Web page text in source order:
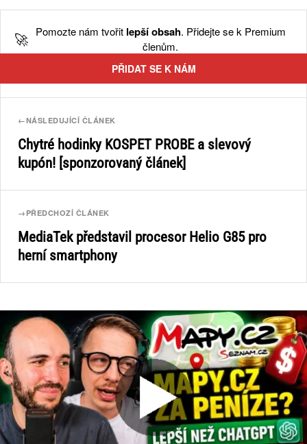
🚀 Pomozte nám tvořit lepší obsah. Přidejte se k Premium
členům.
PŘIDAT SE K NÁM
←NÁSLEDUJÍCÍ ČLÁNEK
Chytré hodinky KOSPET PROBE a slevový
kupón! [sponzorovaný článek]
→ PŘEDCHOZÍ ČLÁNEK
MediaTek představil procesor Helio G85 pro
herní smartphony